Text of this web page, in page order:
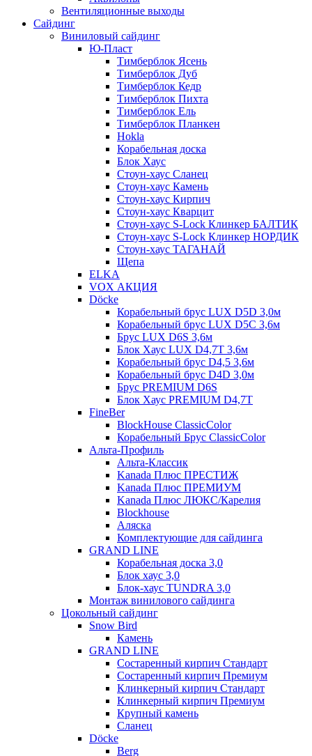
Вентиляционные выходы
Сайдинг
Виниловый сайдинг
Ю-Пласт
Тимберблок Ясень
Тимберблок Дуб
Тимберблок Кедр
Тимберблок Пихта
Тимберблок Ель
Тимберблок Планкен
Hokla
Корабельная доска
Блок Хаус
Стоун-хаус Сланец
Стоун-хаус Камень
Стоун-хаус Кирпич
Стоун-хаус Кварцит
Стоун-хаус S-Lock Клинкер БАЛТИК
Стоун-хаус S-Lock Клинкер НОРДИК
Стоун-хаус ТАГАНАЙ
Щепа
ELKA
VOX АКЦИЯ
Döcke
Корабельный брус LUX D5D 3,0м
Корабельный брус LUX D5C 3,6м
Брус LUX D6S 3,6м
Блок Хаус LUX D4,7T 3,6м
Корабельный брус D4,5 3,6м
Корабельный брус D4D 3,0м
Брус PREMIUM D6S
Блок Хаус PREMIUM D4,7T
FineBer
BlockHouse ClassicColor
Корабельный Брус ClassicColor
Альта-Профиль
Альта-Классик
Kanada Плюс ПРЕСТИЖ
Kanada Плюс ПРЕМИУМ
Kanada Плюс ЛЮКС/Карелия
Blockhouse
Аляска
Комплектующие для сайдинга
GRAND LINE
Корабельная доска 3,0
Блок хаус 3,0
Блок-хаус TUNDRA 3,0
Монтаж винилового сайдинга
Цокольный сайдинг
Snow Bird
Камень
GRAND LINE
Состаренный кирпич Стандарт
Состаренный кирпич Премиум
Клинкерный кирпич Стандарт
Клинкерный кирпич Премиум
Крупный камень
Сланец
Döcke
Berg